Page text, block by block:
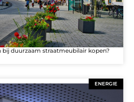
duurzaam straatmeubilair kopen?
ENERGIE